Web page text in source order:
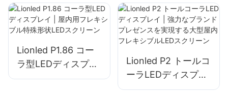
サートショーのビュ
ーアングル
P1.86
Lionled P1.86 コー
ラ型LEDディスプレ
イ | 屋内用フレキシ
Lionled P2 トールコ
ーラLEDディスプレ
イ | 強力なブランド